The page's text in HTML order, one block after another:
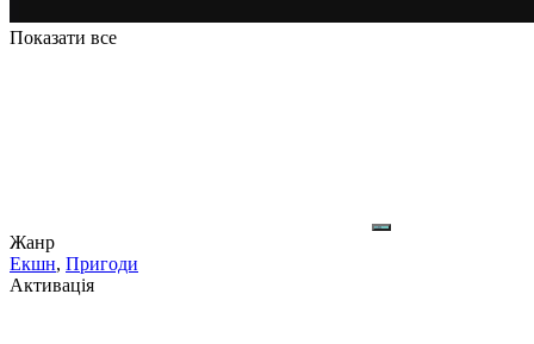
Показати все
Жанр
Екшн, Пригоди
Активація